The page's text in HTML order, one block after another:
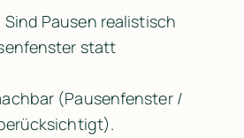
Sind Pausen realistisch
statt
(Pausenfenster /